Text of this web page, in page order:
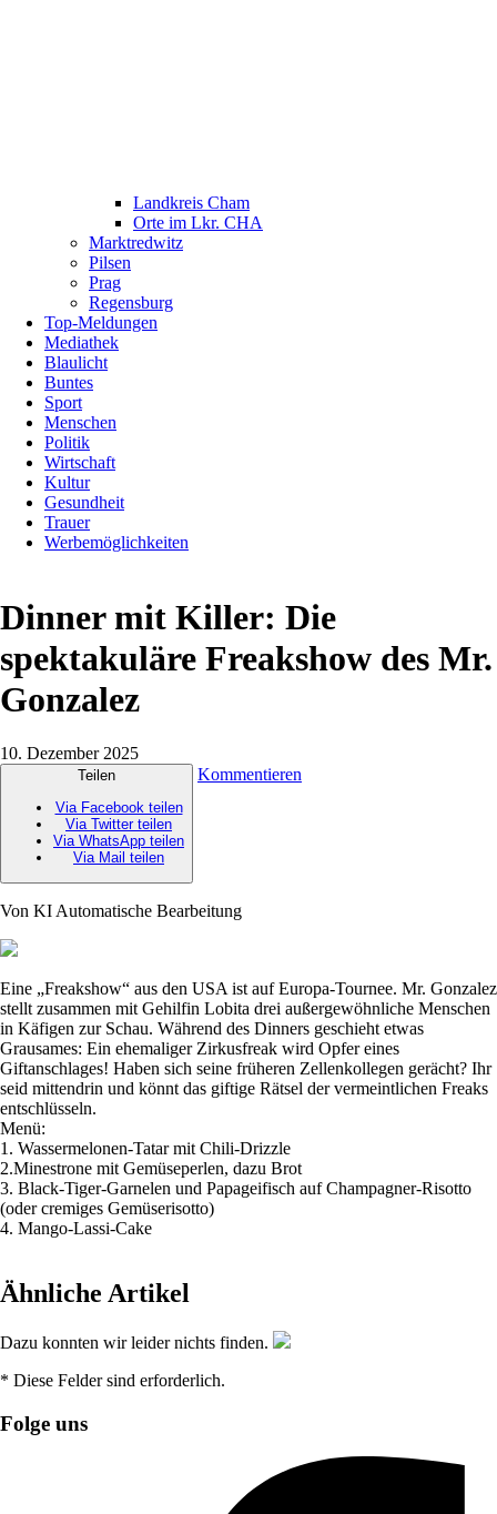
Landkreis Cham
Orte im Lkr. CHA
Marktredwitz
Pilsen
Prag
Regensburg
Top-Meldungen
Mediathek
Blaulicht
Buntes
Sport
Menschen
Politik
Wirtschaft
Kultur
Gesundheit
Trauer
Werbemöglichkeiten
Dinner mit Killer: Die
spektakuläre Freakshow des Mr.
Gonzalez
10. Dezember 2025
Teilen
Via Facebook teilen
Via Twitter teilen
Via WhatsApp teilen
Via Mail teilen
Kommentieren
Von KI Automatische Bearbeitung
Eine „Freakshow“ aus den USA ist auf Europa-Tournee. Mr. Gonzalez
stellt zusammen mit Gehilfin Lobita drei außergewöhnliche Menschen
in Käfigen zur Schau. Während des Dinners geschieht etwas
Grausames: Ein ehemaliger Zirkusfreak wird Opfer eines
Giftanschlages! Haben sich seine früheren Zellenkollegen gerächt? Ihr
seid mittendrin und könnt das giftige Rätsel der vermeintlichen Freaks
entschlüsseln.
Menü:
1. Wassermelonen-Tatar mit Chili-Drizzle
2.Minestrone mit Gemüseperlen, dazu Brot
3. Black-Tiger-Garnelen und Papageifisch auf Champagner-Risotto
(oder cremiges Gemüserisotto)
4. Mango-Lassi-Cake
Ähnliche Artikel
Dazu konnten wir leider nichts finden.
* Diese Felder sind erforderlich.
Folge uns